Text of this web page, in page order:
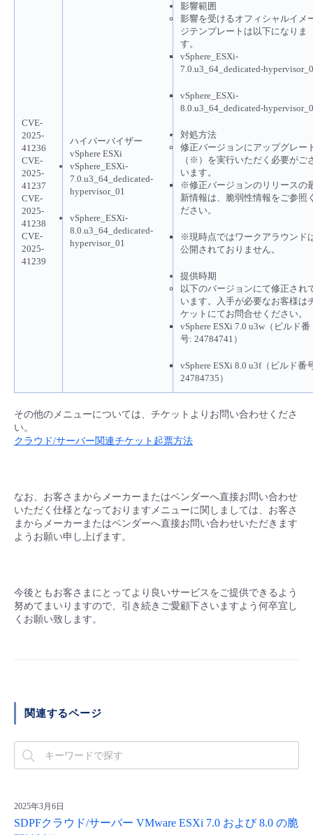
CVE-
2025-
41236
CVE-
2025-
41237
CVE-
2025-
41238
CVE-
2025-
41239
ハイパーバイザー
vSphere ESXi
vSphere_ESXi-
7.0.u3_64_dedicated-
hypervisor_01
vSphere_ESXi-
8.0.u3_64_dedicated-
hypervisor_01
影響範囲​
影響を受けるオフィシャルイメ
ジテンプレートは以下になりま
す。
​vSphere_ESXi-
7.0.u3_64_dedicated-
vSphere_ESXi-
8.0.u3_64_dedicated-
対処方法​
修正バージョンにアップグレー
（※）を実行いただく必要がご
います。
※修正バージョンのリリースの
新情報は、脆弱性情報をご参照
ださい。
※現時点ではワークアラウンド
公開されておりません。
提供時期
以下のバージョンにて修正され
います。入手が必要なお客様は
ケットにてお問合せください。
vSphere ESXi 7.0 u3w（ビルド番
号: 24784741）
vSphere ESXi 8.0 u3f（ビルド番
24784735）
その他のメニューについては、チケットよりお問い合わせくださ
い。
クラウド/サーバー関連チケット起票方法
なお、お客さまからメーカーまたはベンダーへ直接お問い合わせ
いただく仕様となっておりますメニューに関しましては、お客さ
まからメーカーまたはベンダーへ直接お問い合わせいただきます
ようお願い申し上げます。
今後ともお客さまにとってより良いサービスをご提供できるよう
努めてまいりますので、引き続きご愛顧下さいますよう何卒宜し
くお願い致します。
関連するページ
2025年3月6日
SDPFクラウド/サーバー VMware ESXi 7.0 および 8.0 の脆